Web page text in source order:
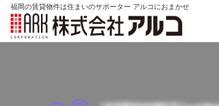
福岡の賃貸物件は住まいのサポーター アルコにおまかせ